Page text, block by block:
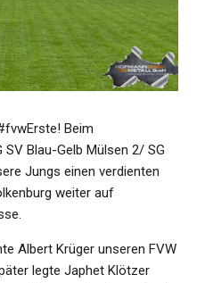
Beim
Blau-Gelb Mülsen 2/ SG
Jungs einen verdienten
weiter auf
Albert Krüger unseren FVW
legte Japhet Klötzer